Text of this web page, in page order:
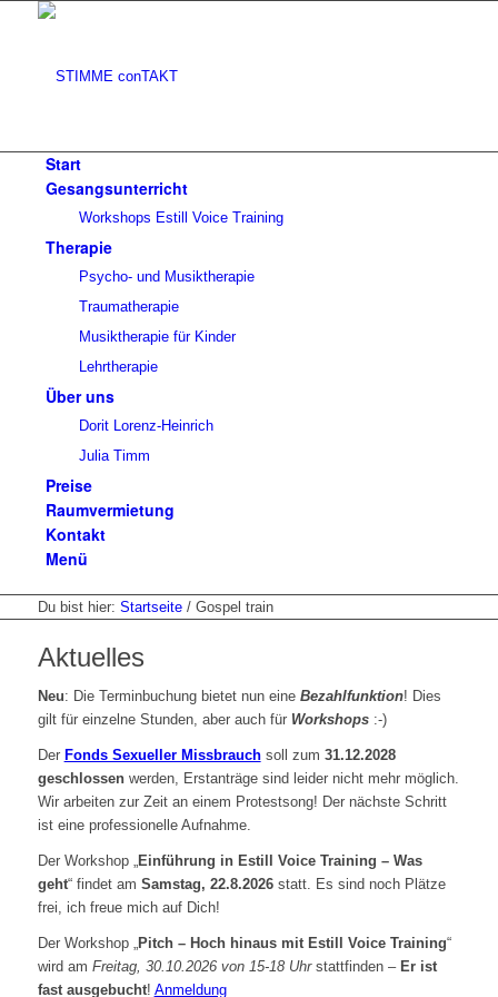
Start
Gesangsunterricht
Workshops Estill Voice Training
Therapie
Psycho- und Musiktherapie
Traumatherapie
Musiktherapie für Kinder
Lehrtherapie
Über uns
Dorit Lorenz-Heinrich
Julia Timm
Preise
Raumvermietung
Kontakt
Menü
Du bist hier: Startseite / Gospel train
Aktuelles
Neu: Die Terminbuchung bietet nun eine Bezahlfunktion! Dies
gilt für einzelne Stunden, aber auch für Workshops :-)
Der Fonds Sexueller Missbrauchsoll zum 31.12.2028
geschlossenwerden, Erstanträge sind leider nicht mehr möglich.
Wir arbeiten zur Zeit an einem Protestsong! Der nächste Schritt
ist eine professionelle Aufnahme.
Der Workshop „Einführung in Estill Voice Training – Was
geht“ findet am Samstag, 22.8.2026statt. Es sind noch Plätze
frei, ich freue mich auf Dich!
Der Workshop „Pitch – Hoch hinaus mit Estill Voice Training“
wird am Freitag, 30.10.2026 von 15-18 Uhrstattfinden – Er ist
fast ausgebucht! Anmeldung